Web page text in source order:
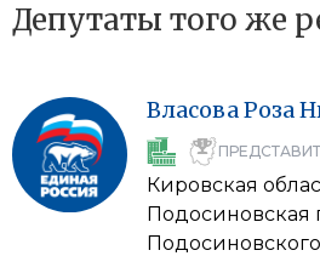
Депутаты того же
ВласоваРоза
Кировская
Подосиновская